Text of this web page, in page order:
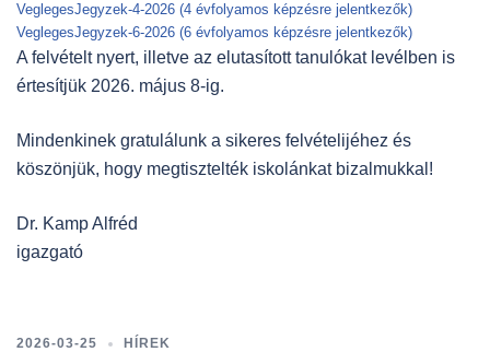
VeglegesJegyzek-4-2026 (4 évfolyamos képzésre jelentkezők)
VeglegesJegyzek-6-2026 (6 évfolyamos képzésre jelentkezők)
A felvételt nyert, illetve az elutasított tanulókat levélben is
értesítjük 2026. május 8-ig.
Mindenkinek gratulálunk a sikeres felvételijéhez és
köszönjük, hogy megtisztelték iskolánkat bizalmukkal!
Dr. Kamp Alfréd
igazgató
2026-03-25 HÍREK